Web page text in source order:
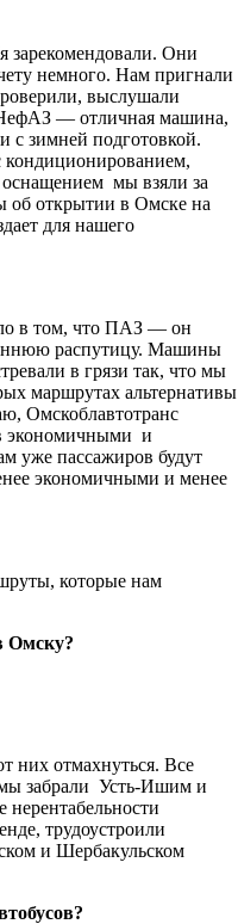
зарекомендовали. Они
немного. Нам пригнали
выслушали
— отличная машина,
с зимней подготовкой.
кондиционированием,
мы взяли за
об открытии в Омске на
для нашего
в том, что ПАЗ — он
распутицу. Машины
в грязи так, что мы
маршрутах альтернативы
Омскоблавтотранс
экономичными и
уже пассажиров будут
экономичными и менее
которые нам
Омску?
них отмахнуться. Все
забрали Усть-Ишим и
нерентабельности
трудоустроили
и Шербакульском